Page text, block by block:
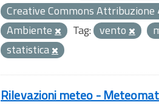
Creative Commons Attribuzione
Ambiente
Tag: vento
statistica
Rilevazioni meteo -